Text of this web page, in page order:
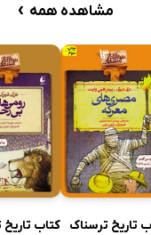
مشاهده همه ›
تاریخ ترسناک کتاب